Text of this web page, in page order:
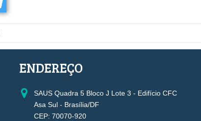
ENDEREÇO
SAUS Quadra 5 Bloco J Lote 3 - Edifício CFC
Asa Sul - Brasília/DF
CEP: 70070-920